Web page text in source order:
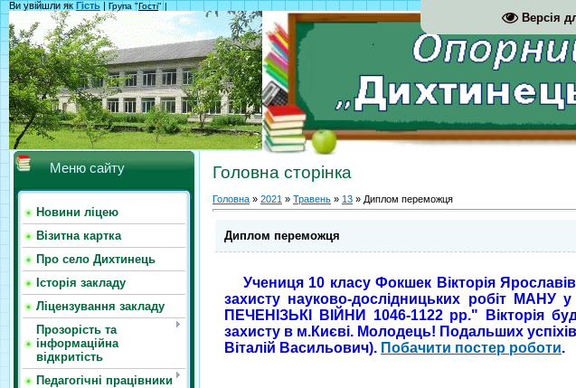
Версія
Ви увійшли як Гість | Група "Гості" |
Меню сайту
Новини ліцею
Візитна картка
Про село Дихтинець
Історія закладу
Ліцензування закладу
Прозорість та
інформаційна
відкритість
Педагогічні працівники
Головна сторінка
Головна » 2021 » Травень » 13 » Диплом переможця
Диплом переможця
Учениця 10 класу Фокшек Вікторія
захисту науково-дослідницьких робіт МАНУ
ПЕЧЕНІЗЬКІ ВІЙНИ 1046-1122 рр."
Вікторія
захисту в м.Києві. Молодець! Подальших
Віталій Васильович). Побачити постер роботи.